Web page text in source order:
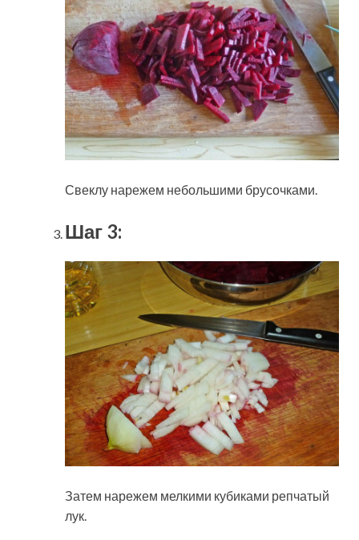
Свеклу нарежем небольшими брусочками.
Шаг 3:
Затем нарежем мелкими кубиками репчатый
лук.